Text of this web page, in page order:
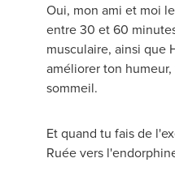
Oui, mon ami et moi
entre 30 et 60
musculaire, ainsi que
améliorer ton
sommeil.
Et quand tu fais de
Ruée vers